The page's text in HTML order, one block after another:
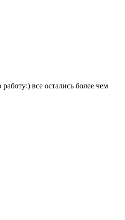
все остались более чем